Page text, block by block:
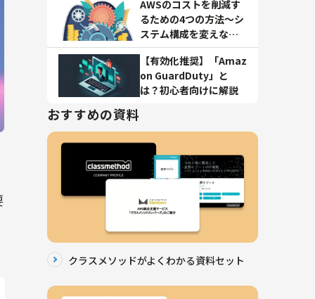
AWSのコストを削減す
るための4つの方法～シ
ステム構成を変えない
対策術～
【有効化推奨】「Amaz
on GuardDuty」と
は？初心者向けに解説
おすすめの資料
クラスメソッドがよくわかる資料セット